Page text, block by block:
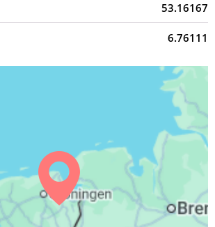
53.16167
6.76111